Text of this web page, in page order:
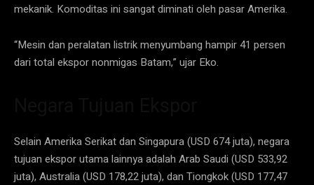
mekanik. Komoditas ini sangat diminati oleh pasar Amerika.
“Mesin dan peralatan listrik menyumbang hampir 41 persen
dari total ekspor nonmigas Batam,” ujar Eko.
Selain Amerika Serikat dan Singapura (USD 674 juta), negara
tujuan ekspor utama lainnya adalah Arab Saudi (USD 533,92
juta), Australia (USD 178,22 juta), dan Tiongkok (USD 177,47